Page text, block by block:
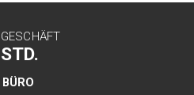
GESCHÄFT
STD.
BÜRO